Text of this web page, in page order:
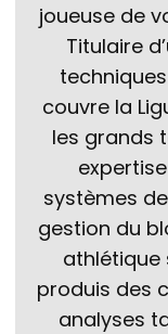
joueuse de
Titulaire
couvre la
les grands
systèmes
gestion du
athlétique
produis des
analyses